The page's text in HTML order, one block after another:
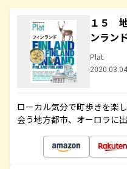
１５
ンラン
Plat
ローカル気分で町歩きを楽
会う地方都市、オーロラに